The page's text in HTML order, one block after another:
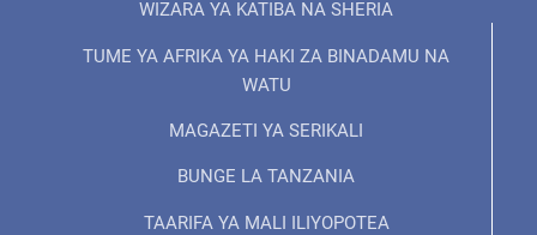
WIZARA YA KATIBA NA SHERIA
TUME YA AFRIKA YA HAKI ZA BINADAMU NA
WATU
MAGAZETI YA SERIKALI
BUNGE LA TANZANIA
TAARIFA YA MALI ILIYOPOTEA